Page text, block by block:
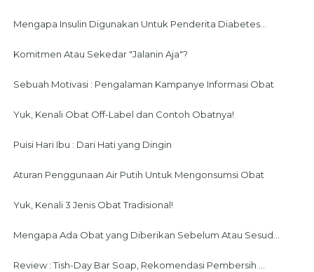
Mengapa Insulin Digunakan Untuk Penderita Diabetes...
Komitmen Atau Sekedar "Jalanin Aja"?
Sebuah Motivasi : Pengalaman Kampanye Informasi Obat
Yuk, Kenali Obat Off-Label dan Contoh Obatnya!
Puisi Hari Ibu : Dari Hati yang Dingin
Aturan Penggunaan Air Putih Untuk Mengonsumsi Obat
Yuk, Kenali 3 Jenis Obat Tradisional!
Mengapa Ada Obat yang Diberikan Sebelum Atau Sesud...
Review : Tish-Day Bar Soap, Rekomendasi Pembersih ...